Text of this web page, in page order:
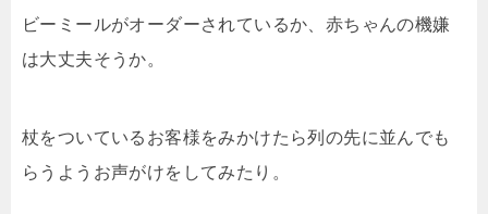
ビーミールがオーダーされているか、赤ちゃんの機嫌
は大丈夫そうか。
杖をついているお客様をみかけたら列の先に並んでも
らうようお声がけをしてみたり。